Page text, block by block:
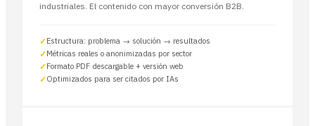
industriales. El contenido con mayor conversión B2B.
Estructura: problema → solución → resultados
Métricas reales o anonimizadas por sector
Formato PDF descargable + versión web
Optimizados para ser citados por IAs